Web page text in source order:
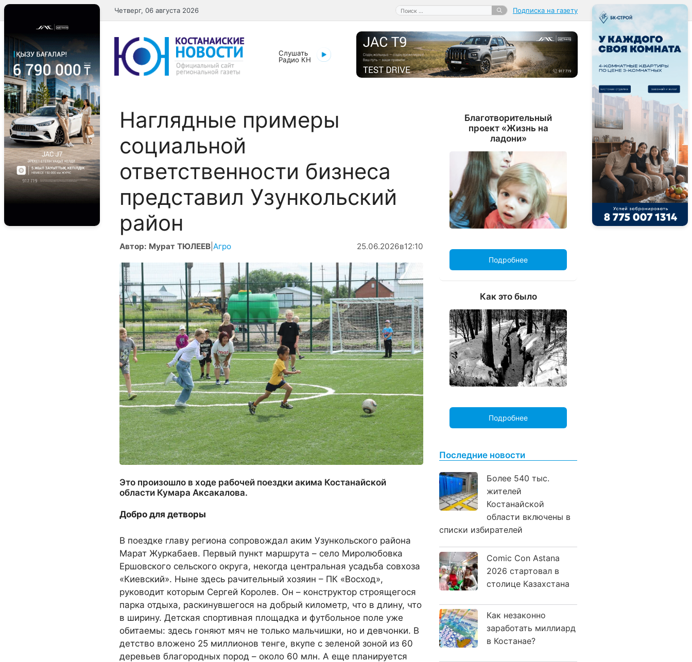
Перейти
к
содержимому
Поиск:
Четверг, 06 августа 2026 Подписка на газету
Слушать
Радио КН
Наглядные примеры
социальной
ответственности бизнеса
представил Узункольский
район
Автор: Мурат ТЮЛЕЕВ Агро 25.06.2026в12:10
Это произошло в ходе рабочей поездки акима Костанайской
области Кумара Аксакалова.
Добро для детворы
В поездке главу региона сопровождал аким Узункольского района
Марат Журкабаев. Первый пункт маршрута – село Миролюбовка
Ершовского сельского округа, некогда центральная усадьба совхоза
«Киевский». Ныне здесь рачительный хозяин – ПК «Восход»,
руководит которым Сергей Королев. Он – конструктор строящегося
парка отдыха, раскинувшегося на добрый километр, что в длину, что
в ширину. Детская спортивная площадка и футбольное поле уже
обитаемы: здесь гоняют мяч не только мальчишки, но и девчонки. В
детство вложено 25 миллионов тенге, вкупе с зеленой зоной из 60
деревьев благородных пород – около 60 млн. А еще планируется
Благотворительный
проект «Жизнь на
ладони»
Подробнее
Как это было
Подробнее
Последние новости
Более 540 тыс.
жителей
Костанайской
области включены в
списки избирателей
Comic Con Astana
2026 стартовал в
столице Казахстана
Как незаконно
заработать миллиард
в Костанае?